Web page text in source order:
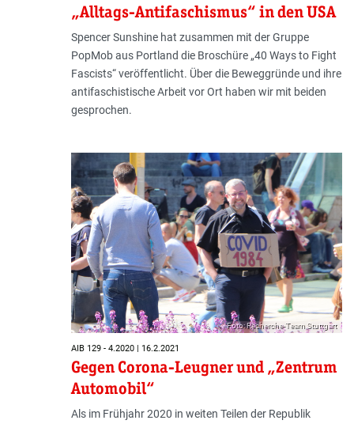
„Alltags-Antifaschismus“ in den USA
Spencer Sunshine hat zusammen mit der Gruppe
PopMob aus Portland die Broschüre „40 Ways to Fight
Fascists“ veröffentlicht. Über die Beweggründe und ihre
antifaschistische Arbeit vor Ort haben wir mit beiden
gesprochen.
Foto: Recherche-Team Stuttgart
AIB 129 - 4.2020 | 16.2.2021
Gegen Corona-Leugner und „Zentrum
Automobil“
Als im Frühjahr 2020 in weiten Teilen der Republik